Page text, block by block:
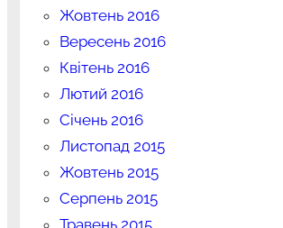
Жовтень 2016
Вересень 2016
Квітень 2016
Лютий 2016
Січень 2016
Листопад 2015
Жовтень 2015
Серпень 2015
Травень 2015